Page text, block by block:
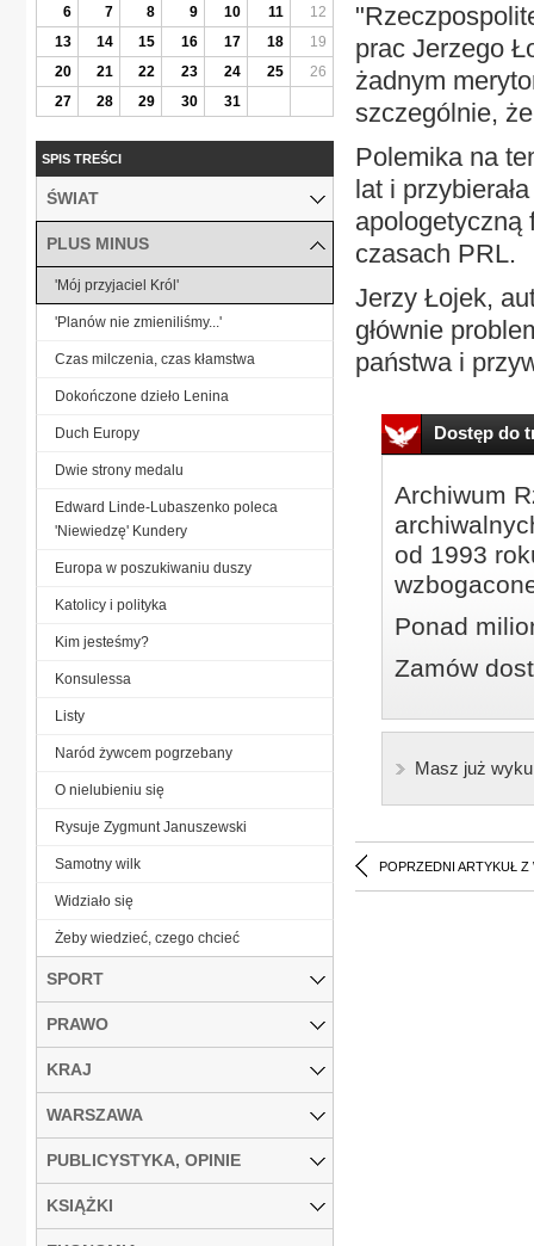
prac Jerzego
żadnym
szczególnie,
Polemika na
lat i
apologetyczną
czasach PRL.
Jerzy Łojek,
głównie
państwa i
Dostęp do
Archiwum
od 1993
Ponad
Zamów
Masz już
POPRZEDNI ARTYKUŁ Z
6
7 8 9 10 11
12
13
14 15 16 17 18
19
20
21 22 23 24 25
26
27
28 29 30 31
SPIS TREŚCI
ŚWIAT
PLUS MINUS
'Mój przyjaciel Król'
'Planów nie zmieniliśmy...'
Czas milczenia, czas kłamstwa
Dokończone dzieło Lenina
Duch Europy
Dwie strony medalu
Edward Linde-Lubaszenko poleca
'Niewiedzę' Kundery
Europa w poszukiwaniu duszy
Katolicy i polityka
Kim jesteśmy?
Konsulessa
Listy
Naród żywcem pogrzebany
O nielubieniu się
Rysuje Zygmunt Januszewski
Samotny wilk
Widziało się
Żeby wiedzieć, czego chcieć
SPORT
PRAWO
KRAJ
WARSZAWA
PUBLICYSTYKA, OPINIE
KSIĄŻKI